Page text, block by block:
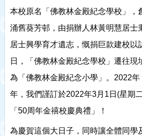
本校原名「佛教林金殿紀念學校」，
涌舊葵芳邨，由捐辦人林黃明慧居士
居士興學育才遺志，慨捐巨款建校以
日，「佛教林金殿紀念學校」遷往現
為「佛教林金殿紀念小學」。2022
年，我們謹訂於2022年3月1日(星期
「50周年金禧校慶典禮」！
為慶賀這個大日子，同時讓全體同學